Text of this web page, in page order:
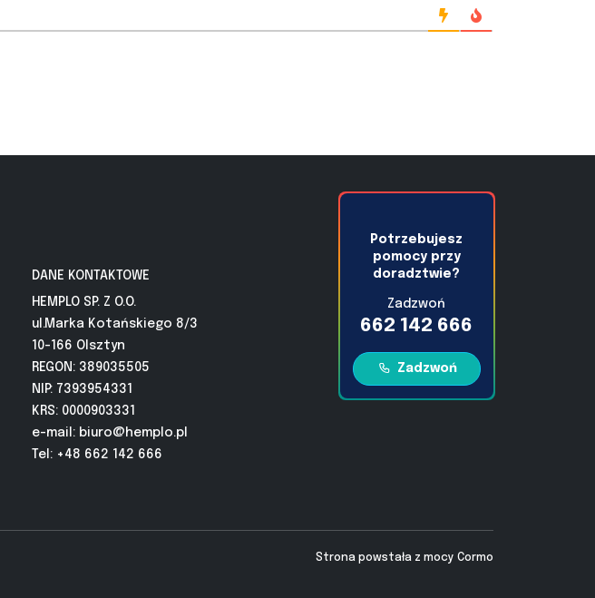
DANE KONTAKTOWE
HEMPLO SP. Z O.O.
ul.Marka Kotańskiego 8/3
10-166 Olsztyn
REGON: 389035505
NIP: 7393954331
KRS: 0000903331
e-mail: biuro@hemplo.pl
Tel: +48 662 142 666
Potrzebujesz
pomocy przy
doradztwie?
Zadzwoń
662 142 666
Zadzwoń
Strona powstała z mocy Cormo